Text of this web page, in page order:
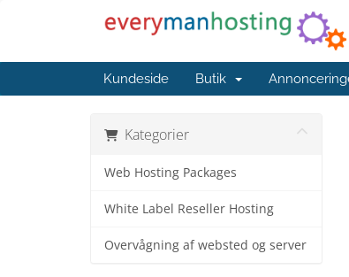
Kundeside Butik
Kategorier
Web Hosting Packages
White Label Reseller Hosting
Overvågning af websted og server